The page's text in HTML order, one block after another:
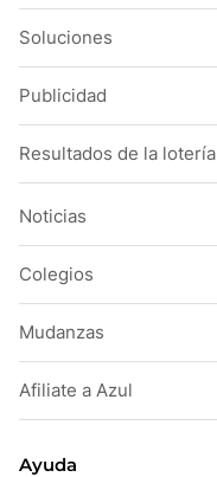
Soluciones
Publicidad
Resultados de la lotería
Noticias
Colegios
Mudanzas
Afiliate a Azul
Ayuda